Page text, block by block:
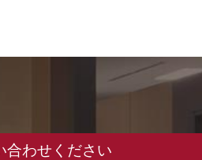
合わせください